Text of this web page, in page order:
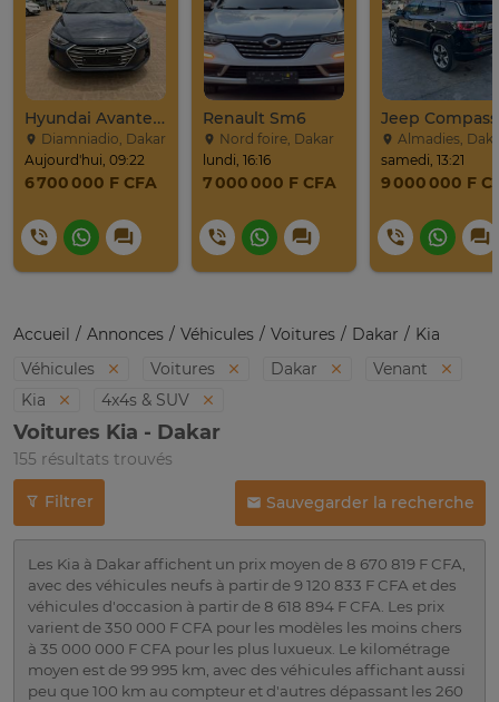
Hyundai Avante 2017
Diamniadio, Dakar
Aujourd'hui, 09:22
6 700 000 F CFA
Renault Sm6
Nord foire, Dakar
lundi, 16:16
7 000 000 F CFA
Almadies,
samedi, 13:21
9 000 000 F
Accueil Annonces Véhicules Voitures Dakar
Kia
Véhicules
Voitures Dakar
Venant
Kia
4x4s & SUV
Voitures Kia - Dakar
155 résultats trouvés
Filtrer Sauvegarder la recherche
Les Kia à Dakar affichent un prix moyen de 8 670 819 F CFA,
avec des véhicules neufs à partir de 9 120 833 F CFA et des
véhicules d'occasion à partir de 8 618 894 F CFA. Les prix
varient de 350 000 F CFA pour les modèles les moins chers
à 35 000 000 F CFA pour les plus luxueux. Le kilométrage
moyen est de 99 995 km, avec des véhicules affichant aussi
peu que 100 km au compteur et d'autres dépassant les 260